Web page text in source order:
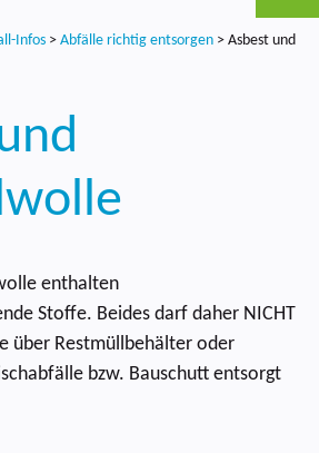
Infos > Abfälle richtig entsorgen > Asbest und
enthalten
Stoffe. Beides darf daher NICHT
über Restmüllbehälter oder
bzw. Bauschutt entsorgt